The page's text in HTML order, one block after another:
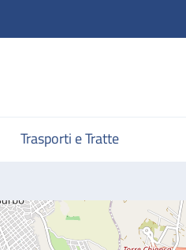
Trasporti e Tratte